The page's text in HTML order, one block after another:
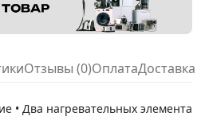
Отзывы (0)ОплатаДоставка
• Два нагревательных элемента